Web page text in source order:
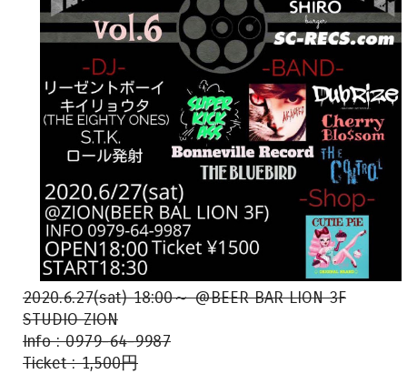
2020.6.27(sat) 18:00～ @BEER BAR LION 3F
STUDIO ZION
Info : 0979-64-9987
Ticket : 1,500円